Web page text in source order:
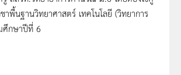
พื้นฐานวิทยาศาสตร์ เทคโนโลยี (วิทยาการ
กษาปีที่ 6